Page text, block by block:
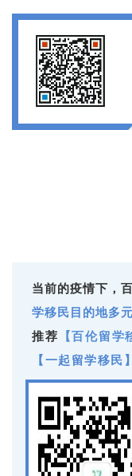
当前的疫情下，
学移民目的地多
推荐 【百伦留学
【一起留学移民